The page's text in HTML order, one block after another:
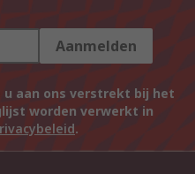
Aanmelden
u aan ons verstrekt bij het
worden verwerkt in
.